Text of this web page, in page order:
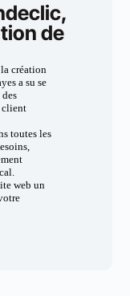
de
la création
a su se
client
toutes les
web un